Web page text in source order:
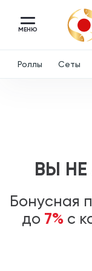
МЕНЮ
Роллы Сеты
ВЫ
Бонусная
до 7% с